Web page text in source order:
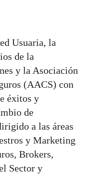
Usuaria, la
de la
y la Asociación
(AACS) con
éxitos y
de
a las áreas
y Marketing
Brokers,
Sector y